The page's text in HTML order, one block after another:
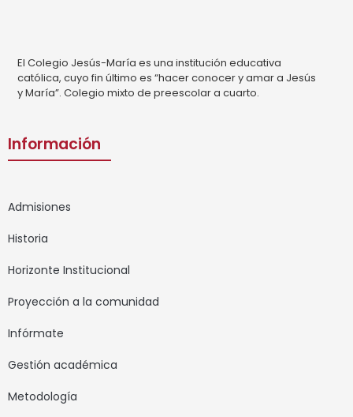
El Colegio Jesús-María es una institución educativa
católica, cuyo fin último es “hacer conocer y amar a Jesús
y María”. Colegio mixto de preescolar a cuarto.
Información
Admisiones
Historia
Horizonte Institucional
Proyección a la comunidad
Infórmate
Gestión académica
Metodología